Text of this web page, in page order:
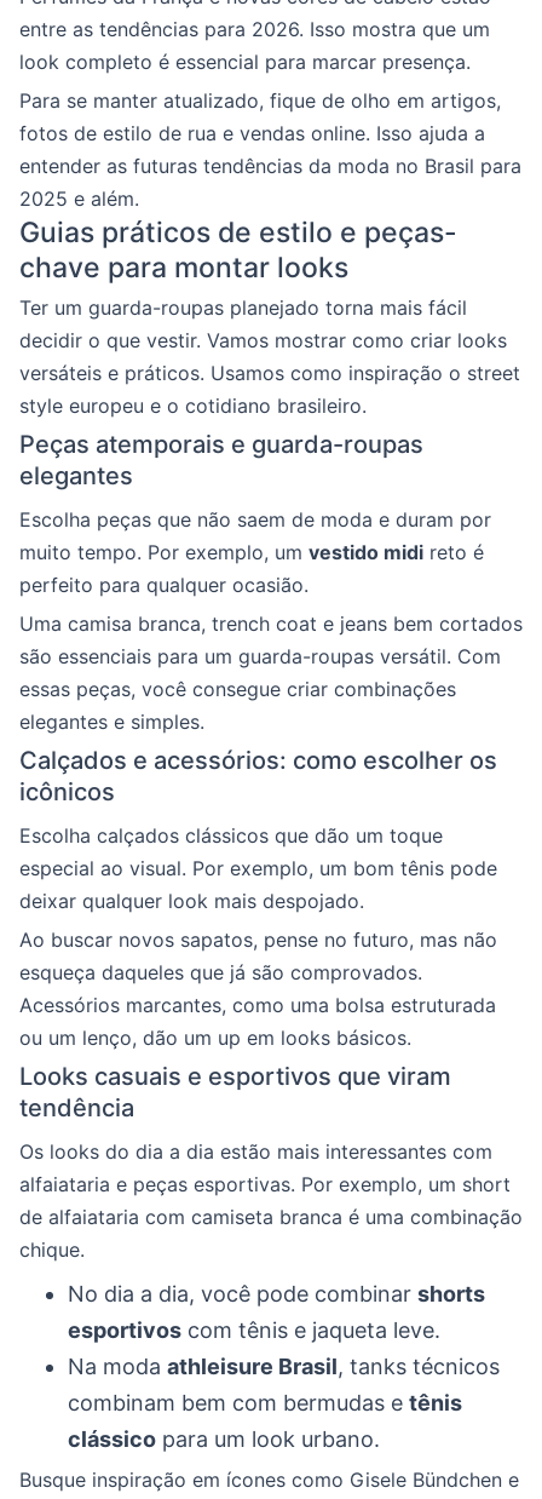
entre as tendências para 2026. Isso mostra que um
look completo é essencial para marcar presença.
Para se manter atualizado, fique de olho em artigos,
fotos de estilo de rua e vendas online. Isso ajuda a
entender as futuras tendências da moda no Brasil para
2025 e além.
Guias práticos de estilo e peças-
chave para montar looks
Ter um guarda-roupas planejado torna mais fácil
decidir o que vestir. Vamos mostrar como criar looks
versáteis e práticos. Usamos como inspiração o street
style europeu e o cotidiano brasileiro.
Peças atemporais e guarda-roupas
elegantes
Escolha peças que não saem de moda e duram por
muito tempo. Por exemplo, um vestido midi reto é
perfeito para qualquer ocasião.
Uma camisa branca, trench coat e jeans bem cortados
são essenciais para um guarda-roupas versátil. Com
essas peças, você consegue criar combinações
elegantes e simples.
Calçados e acessórios: como escolher os
icônicos
Escolha calçados clássicos que dão um toque
especial ao visual. Por exemplo, um bom tênis pode
deixar qualquer look mais despojado.
Ao buscar novos sapatos, pense no futuro, mas não
esqueça daqueles que já são comprovados.
Acessórios marcantes, como uma bolsa estruturada
ou um lenço, dão um up em looks básicos.
Looks casuais e esportivos que viram
tendência
Os looks do dia a dia estão mais interessantes com
alfaiataria e peças esportivas. Por exemplo, um short
de alfaiataria com camiseta branca é uma combinação
chique.
No dia a dia, você pode combinar shorts
esportivos com tênis e jaqueta leve.
Na moda athleisure Brasil, tanks técnicos
combinam bem com bermudas e tênis
clássico para um look urbano.
Busque inspiração em ícones como Gisele Bündchen e